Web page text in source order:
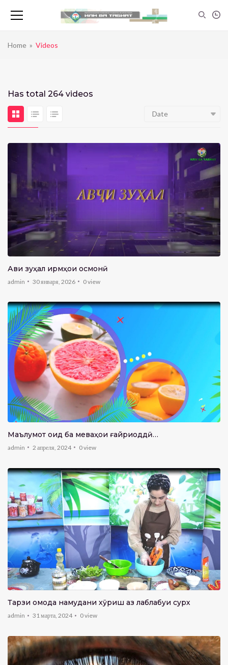
Home » Videos
Has total 264 videos
Date
Авҷи зуҳал ҷирмҳои осмонӣ
admin 30 января, 2026 0view
Маълумот оид ба меваҳои ғайриоддӣ…
admin 2 апреля, 2024 0view
Тарзи омода намудани хӯриш аз лаблабуи сурх
admin 31 марта, 2024 0view